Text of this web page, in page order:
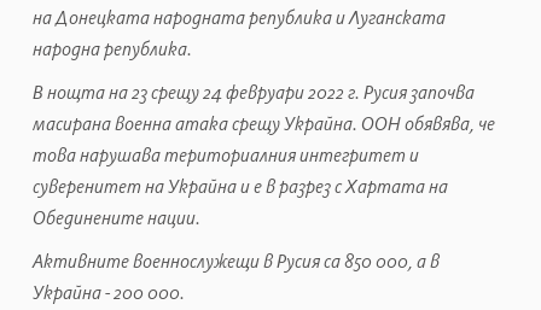
на Донецката народната република и Луганската
народна република.
В нощта на 23 срещу 24 февруари 2022 г. Русия започва
масирана военна атака срещу Украйна. ООН обявява, че
това нарушава териториалния интегритет и
суверенитет на Украйна и е в разрез с Хартата на
Обединените нации.
Активните военнослужещи в Русия са 850 000, а в
Украйна - 200 000.